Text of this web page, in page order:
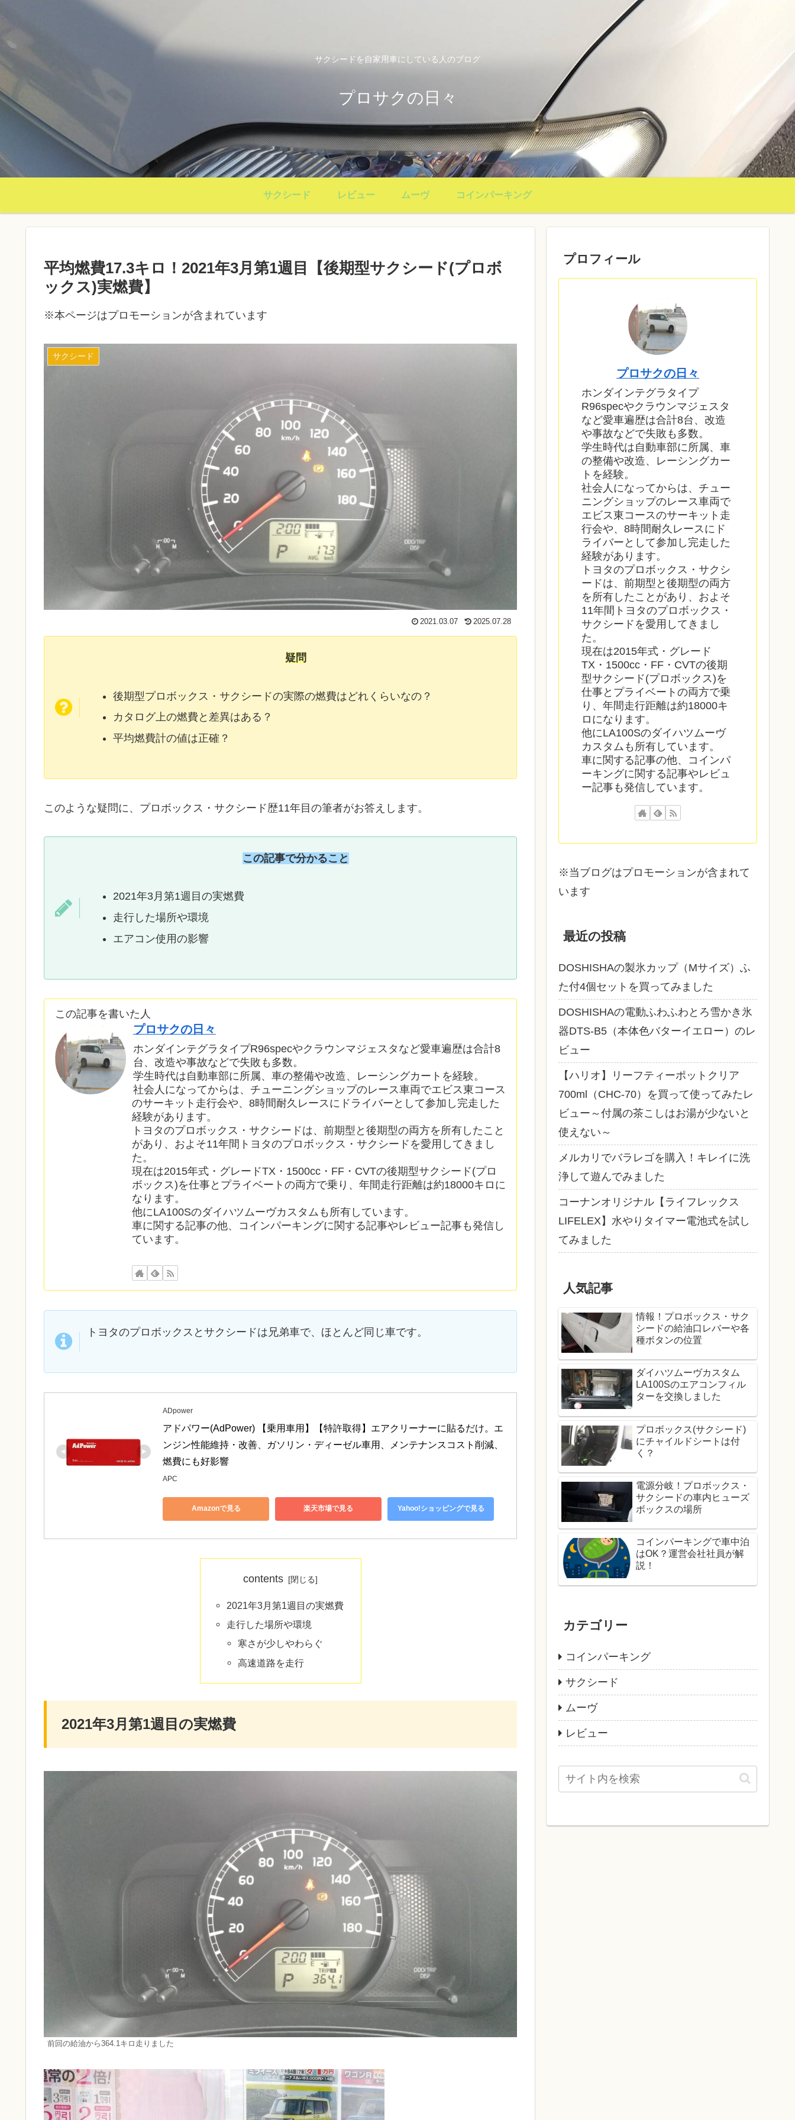
サクシードを自家用車にしている人のブログ
プロサクの日々
サクシード レビュー ムーヴ コインパーキング
平均燃費17.3キロ！2021年3月第1週目【後期型サクシード(プロボ
ックス)実燃費】
※本ページはプロモーションが含まれています
サクシード
2021.03.07 2025.07.28
疑問
後期型プロボックス・サクシードの実際の燃費はどれくらいなの？
カタログ上の燃費と差異はある？
平均燃費計の値は正確？
このような疑問に、プロボックス・サクシード歴11年目の筆者がお答えします。
この記事で分かること
2021年3月第1週目の実燃費
走行した場所や環境
エアコン使用の影響
この記事を書いた人
プロサクの日々
ホンダインテグラタイプR96specやクラウンマジェスタなど愛車遍歴は合計8
台、改造や事故などで失敗も多数。
学生時代は自動車部に所属、車の整備や改造、レーシングカートを経験。
社会人になってからは、チューニングショップのレース車両でエビス東コース
のサーキット走行会や、8時間耐久レースにドライバーとして参加し完走した
経験があります。
トヨタのプロボックス・サクシードは、前期型と後期型の両方を所有したこと
があり、およそ11年間トヨタのプロボックス・サクシードを愛用してきまし
た。
現在は2015年式・グレードTX・1500cc・FF・CVTの後期型サクシード(プロ
ボックス)を仕事とプライベートの両方で乗り、年間走行距離は約18000キロに
なります。
他にLA100Sのダイハツムーヴカスタムも所有しています。
車に関する記事の他、コインパーキングに関する記事やレビュー記事も発信し
ています。
トヨタのプロボックスとサクシードは兄弟車で、ほとんど同じ車です。
ADpower
アドパワー(AdPower) 【乗用車用】【特許取得】エアクリーナーに貼るだけ。エ
ンジン性能維持・改善、ガソリン・ディーゼル車用、メンテナンスコスト削減、
燃費にも好影響
APC
Amazonで見る 楽天市場で見る Yahoo!ショッピングで見る
contents
2021年3月第1週目の実燃費
走行した場所や環境
寒さが少しやわらぐ
高速道路を走行
2021年3月第1週目の実燃費
前回の給油から364.1キロ走りました
プロフィール
プロサクの日々
ホンダインテグラタイプ
R96specやクラウンマジェスタ
など愛車遍歴は合計8台、改造
や事故などで失敗も多数。
学生時代は自動車部に所属、車
の整備や改造、レーシングカー
トを経験。
社会人になってからは、チュー
ニングショップのレース車両で
エビス東コースのサーキット走
行会や、8時間耐久レースにド
ライバーとして参加し完走した
経験があります。
トヨタのプロボックス・サクシ
ードは、前期型と後期型の両方
を所有したことがあり、およそ
11年間トヨタのプロボックス・
サクシードを愛用してきまし
た。
現在は2015年式・グレード
TX・1500cc・FF・CVTの後期
型サクシード(プロボックス)を
仕事とプライベートの両方で乗
り、年間走行距離は約18000キ
ロになります。
他にLA100Sのダイハツムーヴ
カスタムも所有しています。
車に関する記事の他、コインパ
ーキングに関する記事やレビュ
ー記事も発信しています。
※当ブログはプロモーションが含まれて
います
最近の投稿
DOSHISHAの製氷カップ（Mサイズ）ふ
た付4個セットを買ってみました
DOSHISHAの電動ふわふわとろ雪かき氷
器DTS‐B5（本体色バターイエロー）のレ
ビュー
【ハリオ】リーフティーポットクリア
700ml（CHC-70）を買って使ってみたレ
ビュー～付属の茶こしはお湯が少ないと
使えない～
メルカリでバラレゴを購入！キレイに洗
浄して遊んでみました
コーナンオリジナル【ライフレックス
LIFELEX】水やりタイマー電池式を試し
てみました
人気記事
情報！プロボックス・サク
シードの給油口レバーや各
種ボタンの位置
ダイハツムーヴカスタム
LA100Sのエアコンフィル
ターを交換しました
プロボックス(サクシード)
にチャイルドシートは付
く？
電源分岐！プロボックス・
サクシードの車内ヒューズ
ボックスの場所
コインパーキングで車中泊
はOK？運営会社社員が解
説！
カテゴリー
コインパーキング
サクシード
ムーヴ
レビュー